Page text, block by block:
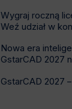
Wygraj roczną
Weź udział w
Nowa era
GstarCAD 2027
GstarCAD 2027